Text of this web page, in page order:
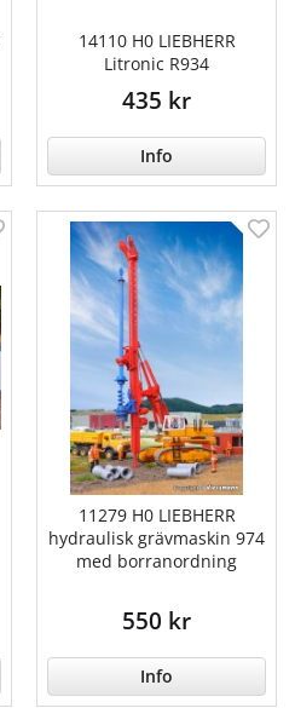
14110 H0 LIEBHERR
Litronic R934
435 kr
Info
11279 H0 LIEBHERR
hydraulisk grävmaskin 974
med borranordning
550 kr
Info